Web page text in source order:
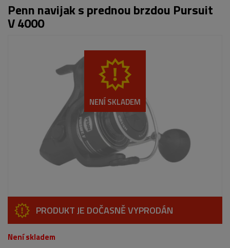
Penn navijak s prednou brzdou Pursuit
V 4000
NENÍ SKLADEM
PRODUKT JE DOČASNĚ VYPRODÁN
Není skladem